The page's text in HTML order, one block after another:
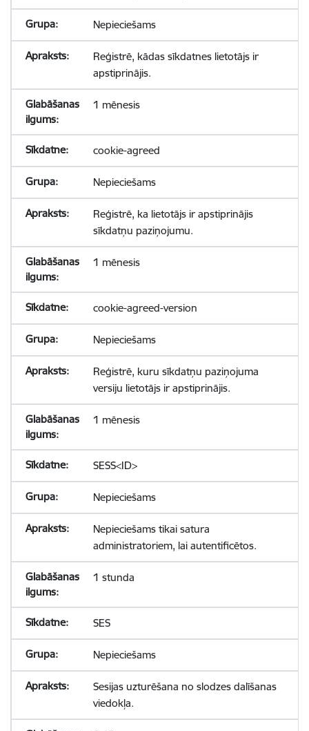
Nepieciešams
Reģistrē, kādas sīkdatnes lietotājs ir
apstiprinājis.
1 mēnesis
cookie-agreed
Nepieciešams
Reģistrē, ka lietotājs ir apstiprinājis
sīkdatņu paziņojumu.
1 mēnesis
cookie-agreed-version
Nepieciešams
Reģistrē, kuru sīkdatņu paziņojuma
versiju lietotājs ir apstiprinājis.
1 mēnesis
SESS<ID>
Nepieciešams
Nepieciešams tikai satura
administratoriem, lai autentificētos.
1 stunda
SES
Nepieciešams
Sesijas uzturēšana no slodzes dalīšanas
viedokļa.